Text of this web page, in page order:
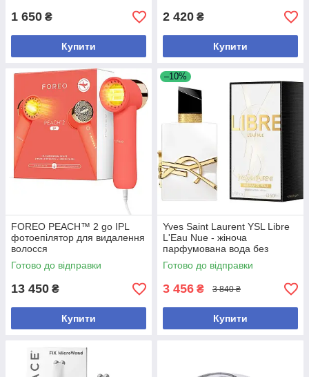
1 650 ₴
Купити
2 420 ₴
Купити
FOREO PEACH™ 2 go IPL
фотоепілятор для видалення
волосся
Готово до відправки
13 450 ₴
Купити
–10%
Yves Saint Laurent YSL Libre
L'Eau Nue - жіноча
парфумована вода без
спирту, 50 мл
Готово до відправки
3 456 ₴ 3 840 ₴
Купити